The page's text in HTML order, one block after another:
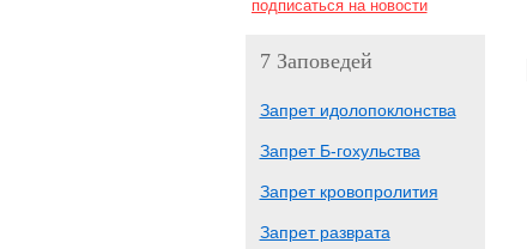
7 Заповедей
Запрет идолопоклонства
Запрет Б-гохульства
Запрет кровопролития
Запрет разврата